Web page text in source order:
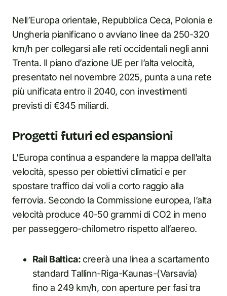
Nell’Europa orientale, Repubblica Ceca, Polonia e
Ungheria pianificano o avviano linee da 250-320
km/h per collegarsi alle reti occidentali negli anni
Trenta. Il piano d’azione UE per l’alta velocità,
presentato nel novembre 2025, punta a una rete
più unificata entro il 2040, con investimenti
previsti di €345 miliardi.
Progetti futuri ed espansioni
L’Europa continua a espandere la mappa dell’alta
velocità, spesso per obiettivi climatici e per
spostare traffico dai voli a corto raggio alla
ferrovia. Secondo la Commissione europea, l’alta
velocità produce 40-50 grammi di CO2 in meno
per passeggero-chilometro rispetto all’aereo.
Rail Baltica:creerà una linea a scartamento
standard Tallinn-Riga-Kaunas-(Varsavia)
fino a 249 km/h, con aperture per fasi tra